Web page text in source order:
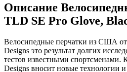
Описание
TLD SE Pro Glove,
Велосипедные перчатки из США от
Designs это результат долгих
тестов известными спортсменами.
Designs вносит новые технологии